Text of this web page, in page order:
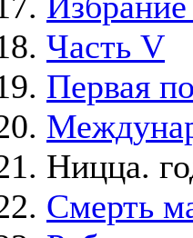
Часть V
Первая
Ницца.
Смерть